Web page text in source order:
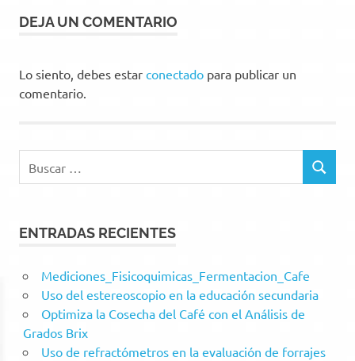
DEJA UN COMENTARIO
Lo siento, debes estar conectado para publicar un
comentario.
BUSCAR
ENTRADAS RECIENTES
Mediciones_Fisicoquimicas_Fermentacion_Cafe
Uso del estereoscopio en la educación secundaria
Optimiza la Cosecha del Café con el Análisis de
Grados Brix
Uso de refractómetros en la evaluación de forrajes